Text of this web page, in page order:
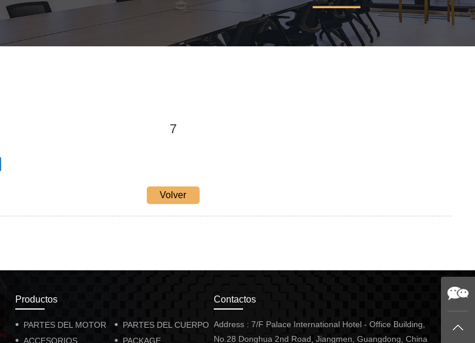
7
Volver
Productos
PARTES DEL MOTOR
PARTES DEL CUERPO
ACCESORIOS
PACKAGE
Contactos
Address : 7/F Palace International Hotel - Office Building,
No.28 Donghua 2nd Road, Jiangmen, Guangdong, China